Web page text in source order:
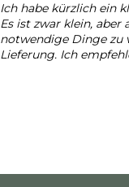
Ich habe kürzlich ein
Es ist zwar klein, aber
notwendige Dinge zu
Lieferung. Ich